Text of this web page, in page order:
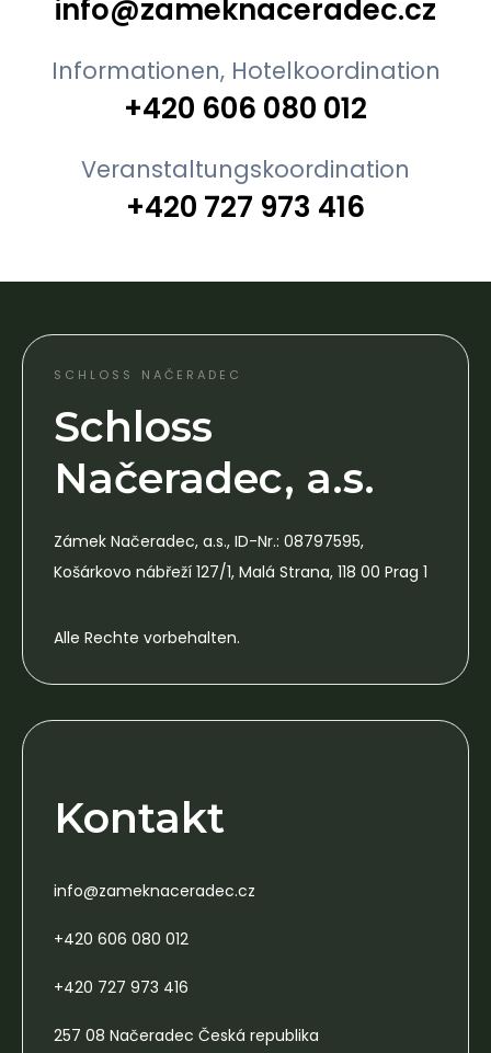
info@zameknaceradec.cz
Informationen, Hotelkoordination
+420 606 080 012
Veranstaltungskoordination
+420 727 973 416
SCHLOSS NAČERADEC
Schloss
Načeradec, a.s.
Zámek Načeradec, a.s., ID-Nr.: 08797595,
Košárkovo nábřeží 127/1, Malá Strana, 118 00 Prag 1
Alle Rechte vorbehalten.
Kontakt
info@zameknaceradec.cz
+420 606 080 012
+420 727 973 416
257 08 Načeradec Česká republika